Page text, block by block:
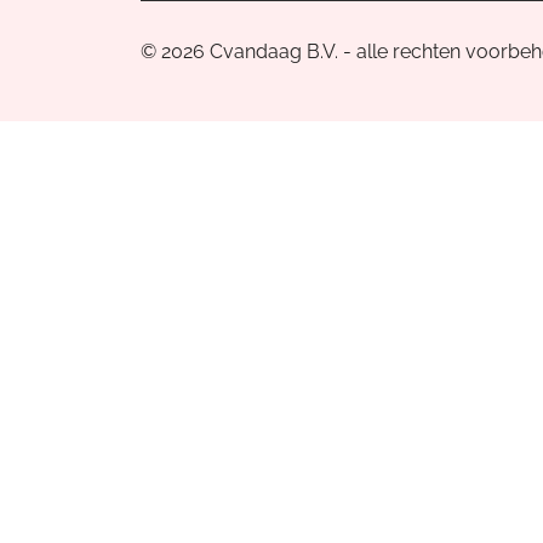
© 2026 Cvandaag B.V. - alle rechten